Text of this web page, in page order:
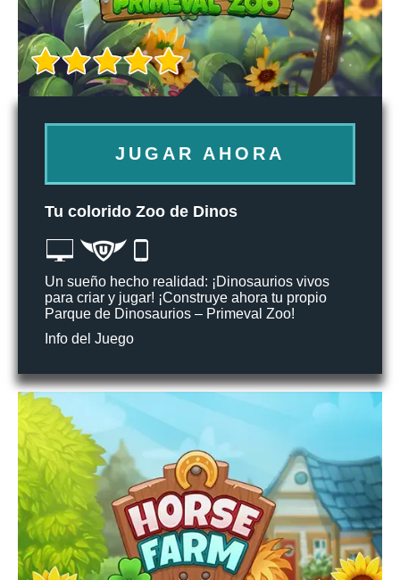
JUGAR AHORA
Tu colorido Zoo de Dinos
Un sueño hecho realidad: ¡Dinosaurios vivos
para criar y jugar! ¡Construye ahora tu propio
Parque de Dinosaurios – Primeval Zoo!
Info del Juego